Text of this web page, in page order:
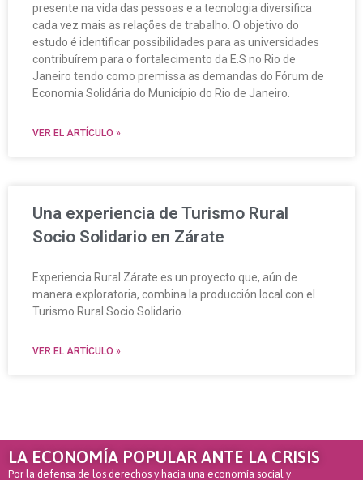
presente na vida das pessoas e a tecnologia diversifica
cada vez mais as relações de trabalho. O objetivo do
estudo é identificar possibilidades para as universidades
contribuírem para o fortalecimento da E.S no Rio de
Janeiro tendo como premissa as demandas do Fórum de
Economia Solidária do Município do Rio de Janeiro.
VER EL ARTÍCULO »
Una experiencia de Turismo Rural
Socio Solidario en Zárate
Experiencia Rural Zárate es un proyecto que, aún de
manera exploratoria, combina la producción local con el
Turismo Rural Socio Solidario.
VER EL ARTÍCULO »
LA ECONOMÍA POPULAR ANTE LA CRISIS
Por la defensa de los derechos y hacia una economía social y